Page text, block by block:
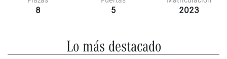
8 5 2023
Lo más destacado